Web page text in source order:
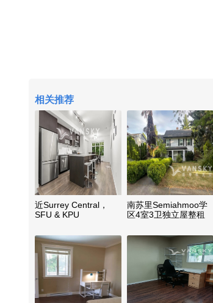
相关推荐
近Surrey Central，
SFU & KPU
南苏里Semiahmoo学
区4室3卫独立屋整租